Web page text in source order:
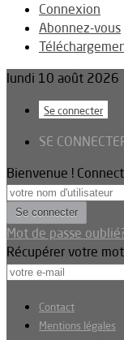
Connexion
Abonnez-vous
lundi 10 août 2026
Se connecter
SE
Bienvenue !
Mot de passe
Récupérer votre
Contact
Mentions légales